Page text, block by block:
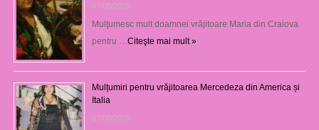
07/08/2026
Mulţumesc mult doamnei vrăjitoare Maria din Craiova
pentru … Citeşte mai mult »
Mulțumiri pentru vrăjitoarea Mercedeza din America și
Italia
07/08/2026